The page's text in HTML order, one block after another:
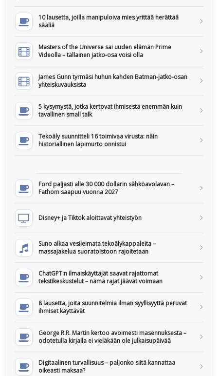
10 lausetta, joilla manipuloiva mies yrittää herättää
sääliä
Masters of the Universe sai uuden elämän Prime
Videolla – tällainen jatko-osa voisi olla
James Gunn tyrmäsi huhun kahden Batman-jatko-osan
yhteiskuvauksista
5 kysymystä, jotka kertovat ihmisestä enemmän kuin
tavallinen small talk
Tekoäly suunnitteli 16 toimivaa virusta: näin
historiallinen läpimurto onnistui
Ford paljasti alle 30 000 dollarin sähköavolavan –
Fathom saapuu vuonna 2027
Disney+ ja Tiktok aloittavat yhteistyön
Suno alkaa vesileimata tekoälykappaleita –
massajakelua suoratoistoon rajoitetaan
ChatGPT:n ilmaiskäyttäjät saavat rajattomat
tekstikeskustelut – nämä rajat jäävät voimaan
8 lausetta, joita suunnitelmia ilman syyllisyyttä peruvat
ihmiset käyttävät
George R.R. Martin kertoo avoimesti masennuksesta –
odotetulla kirjalla ei vieläkään ole julkaisupäivää
Digitaalinen turvallisuus – paljonko siitä kannattaa
oikeasti maksaa?